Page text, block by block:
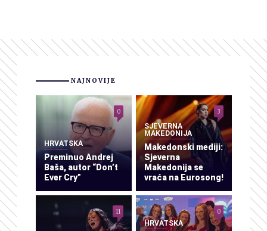
NAJNOVIJE
HRVATSKA
Preminuo Andrej
Baša, autor “Don’t
Ever Cry”
0
SJEVERNA
MAKEDONIJA
Makedonski mediji:
Sjeverna
Makedonija se
vraća na Eurosong!
3
11
HRVATSKA
0